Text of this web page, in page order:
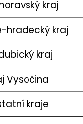
kraj
hradecký kraj
kraj
Vysočina
kraje